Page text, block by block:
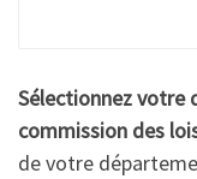
Sélectionnez votre
commission des
de votre